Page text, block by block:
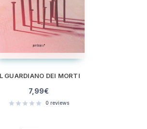
GUARDIANO DEI MORTI
7,99€
0 reviews